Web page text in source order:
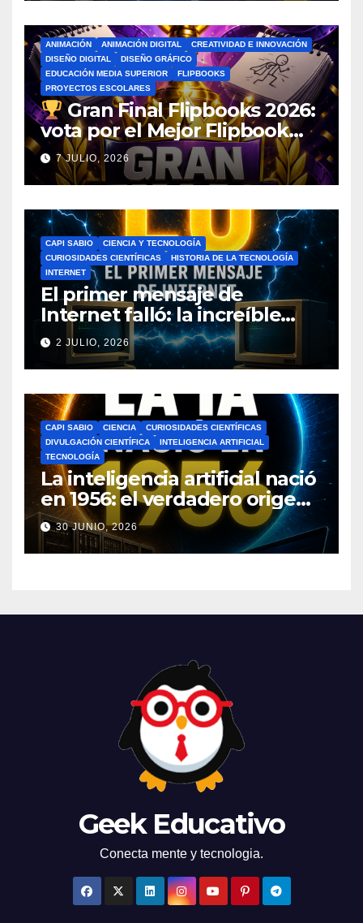
ANIMACIÓN ANIMACIÓN DIGITAL
CREATIVIDAD E INNOVACIÓN
DISEÑO DIGITAL
DISEÑO GRÁFICO
EDUCACIÓN MEDIA SUPERIOR
FLIPBOOKS
PROYECTOS ESCOLARES
Gran Final Flipbooks 2026:
vota por el Mejor Flipbook
del Ciclo Escolar
7 JULIO, 2026
CAPI SABIO
CIENCIA Y TECNOLOGÍA
CURIOSIDADES CIENTÍFICAS
HISTORIA DE LA TECNOLOGÍA
INTERNET
El primer mensaje de
Internet falló: la increíble
historia de ARPANET que
cambió el mundo
2 JULIO, 2026
CAPI SABIO CIENCIA
CURIOSIDADES CIENTÍFICAS
DIVULGACIÓN CIENTÍFICA
INTELIGENCIA ARTIFICIAL
TECNOLOGÍA
La inteligencia artificial nació
en 1956: el verdadero origen
de la IA que cambió el
mundo
30 JUNIO, 2026
Geek Educativo
Conecta mente y tecnologia.